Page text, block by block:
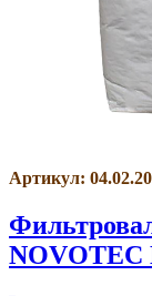
Артикул:
NOVOTEC